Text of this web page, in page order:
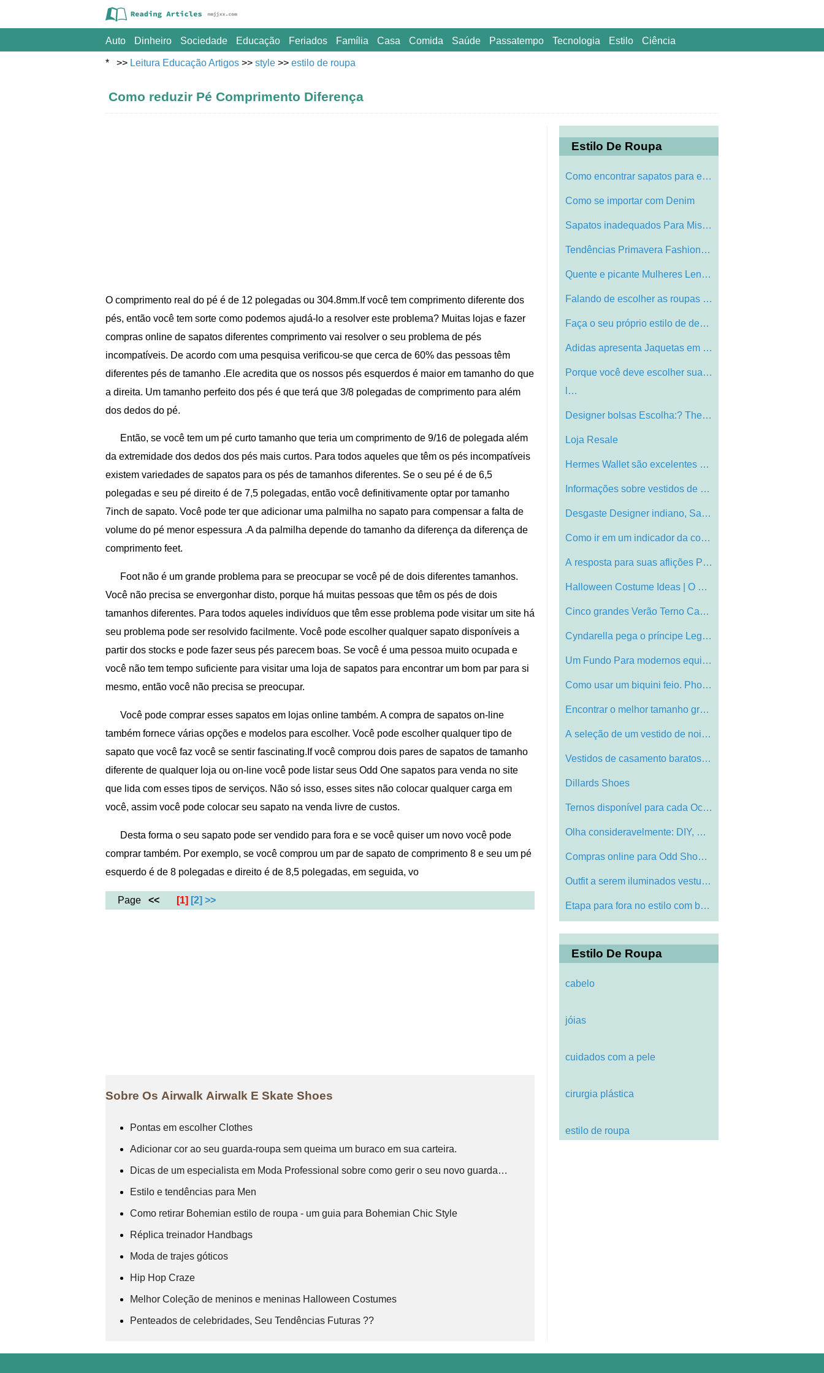
Auto Dinheiro Sociedade Educação Feriados Família Casa Comida Saúde Passatempo Tecnologia Estilo Ciência
Esporte Viagem
* >> Leitura Educação Artigos >> style >> estilo de roupa
Como reduzir Pé Comprimento Diferença
O comprimento real do pé é de 12 polegadas ou 304.8mm.If você tem comprimento diferente dos
pés, então você tem sorte como podemos ajudá-lo a resolver este problema? Muitas lojas e fazer
compras online de sapatos diferentes comprimento vai resolver o seu problema de pés
incompatíveis. De acordo com uma pesquisa verificou-se que cerca de 60% das pessoas têm
diferentes pés de tamanho .Ele acredita que os nossos pés esquerdos é maior em tamanho do que
a direita. Um tamanho perfeito dos pés é que terá que 3/8 polegadas de comprimento para além
dos dedos do pé.
Então, se você tem um pé curto tamanho que teria um comprimento de 9/16 de polegada além
da extremidade dos dedos dos pés mais curtos. Para todos aqueles que têm os pés incompatíveis
existem variedades de sapatos para os pés de tamanhos diferentes. Se o seu pé é de 6,5
polegadas e seu pé direito é de 7,5 polegadas, então você definitivamente optar por tamanho
7inch de sapato. Você pode ter que adicionar uma palmilha no sapato para compensar a falta de
volume do pé menor espessura .A da palmilha depende do tamanho da diferença da diferença de
comprimento feet.
Foot não é um grande problema para se preocupar se você pé de dois diferentes tamanhos.
Você não precisa se envergonhar disto, porque há muitas pessoas que têm os pés de dois
tamanhos diferentes. Para todos aqueles indivíduos que têm esse problema pode visitar um site há
seu problema pode ser resolvido facilmente. Você pode escolher qualquer sapato disponíveis a
partir dos stocks e pode fazer seus pés parecem boas. Se você é uma pessoa muito ocupada e
você não tem tempo suficiente para visitar uma loja de sapatos para encontrar um bom par para si
mesmo, então você não precisa se preocupar.
Você pode comprar esses sapatos em lojas online também. A compra de sapatos on-line
também fornece várias opções e modelos para escolher. Você pode escolher qualquer tipo de
sapato que você faz você se sentir fascinating.If você comprou dois pares de sapatos de tamanho
diferente de qualquer loja ou on-line você pode listar seus Odd One sapatos para venda no site
que lida com esses tipos de serviços. Não só isso, esses sites não colocar qualquer carga em
você, assim você pode colocar seu sapato na venda livre de custos.
Desta forma o seu sapato pode ser vendido para fora e se você quiser um novo você pode
comprar também. Por exemplo, se você comprou um par de sapato de comprimento 8 e seu um pé
esquerdo é de 8 polegadas e direito é de 8,5 polegadas, em seguida, vo
Page << [1] [2] >>
Sobre Os Airwalk Airwalk E Skate Shoes
Pontas em escolher Clothes
Adicionar cor ao seu guarda-roupa sem queima um buraco em sua carteira.
Dicas de um especialista em Moda Professional sobre como gerir o seu novo guarda…
Estilo e tendências para Men
Como retirar Bohemian estilo de roupa - um guia para Bohemian Chic Style
Réplica treinador Handbags
Moda de trajes góticos
Hip Hop Craze
Melhor Coleção de meninos e meninas Halloween Costumes
Penteados de celebridades, Seu Tendências Futuras ??
Estilo De Roupa
Como encontrar sapatos para especialista…
Como se importar com Denim
Sapatos inadequados Para Mismatched Feet
Tendências Primavera Fashion For 2010
Quente e picante Mulheres Lenjerie
Falando de escolher as roupas adequadas
Faça o seu próprio estilo de declaraç…
Adidas apresenta Jaquetas em um Choice
Porque você deve escolher sua loja on-
l…
Designer bolsas Escolha:? The Real Thing…
Loja Resale
Hermes Wallet são excelentes peças de …
Informações sobre vestidos de noiva 20…
Desgaste Designer indiano, Sarees Design…
Como ir em um indicador da compra Trip
A resposta para suas aflições Pé: Sho…
Halloween Costume Ideas | O que usar e o…
Cinco grandes Verão Terno Capa Ups
Cyndarella pega o príncipe Legendary no…
Um Fundo Para modernos equitação Jodhp…
Como usar um biquini feio. Photos.
Encontrar o melhor tamanho grande Hats?
A seleção de um vestido de noiva ou ve…
Vestidos de casamento baratos podem ser …
Dillards Shoes
Ternos disponível para cada Occasion
Olha consideravelmente: DIY, Upcycle e r…
Compras online para Odd Shoes Vs. Compra…
Outfit a serem iluminados vestuário des…
Etapa para fora no estilo com bolsas Guc…
Estilo De Roupa
cabelo
jóias
cuidados com a pele
cirurgia plástica
estilo de roupa